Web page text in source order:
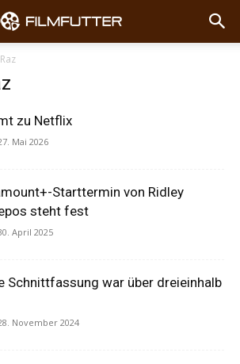
zu Netflix
Mai 2026
Starttermin von Ridley
steht fest
April 2025
Schnittfassung war über dreieinhalb
November 2024